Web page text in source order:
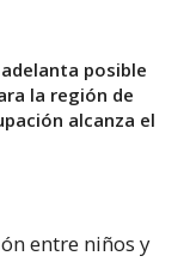
posible
la región de
alcanza el
entre niños y